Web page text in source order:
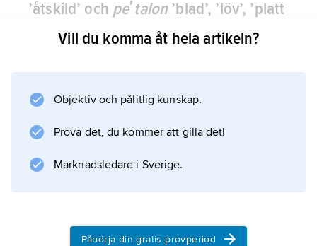
’åtskild’ och peʹtalon’blad’, ’löv’, ’platt
skiva’), detsamma som fribladig
Vill du komma åt hela artikeln?
Objektiv och pålitlig kunskap.
Prova det, du kommer att gilla det!
Marknadsledare i Sverige.
Påbörja din gratis provperiod